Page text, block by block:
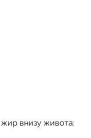
внизу живота: